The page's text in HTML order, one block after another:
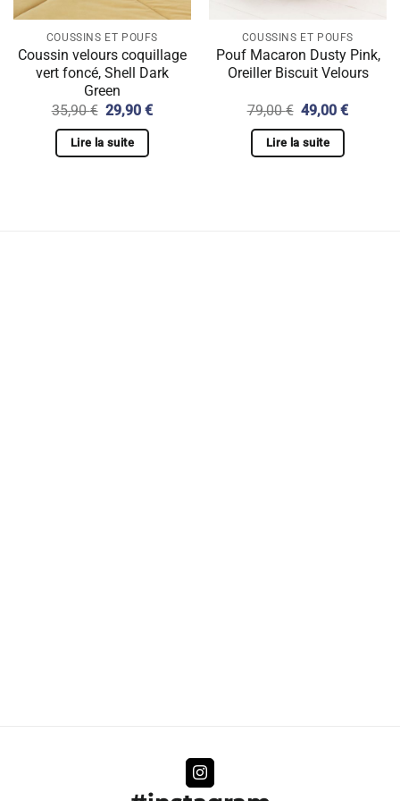
COUSSINS ET POUFS
Coussin velours coquillage
vert foncé, Shell Dark
Green
35,90€ Le
initial
était :
29,90€Le
Lire la suite
COUSSINS ET POUFS
Pouf Macaron Dusty Pink,
Oreiller Biscuit Velours
79,00€ Le
initial
était :
49,00€Le
Lire la suite